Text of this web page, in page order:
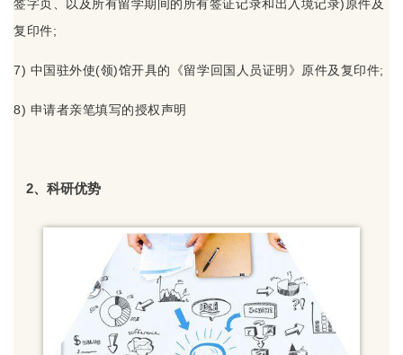
签字页、以及所有留学期间的所有签证记录和出入境记录)原件及
复印件;
7) 中国驻外使(领)馆开具的《留学回国人员证明》原件及复印件;
8) 申请者亲笔填写的授权声明
2、科研优势